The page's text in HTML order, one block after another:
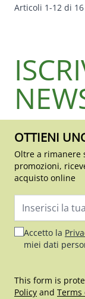
Articoli 1-12 di 16
OTTIENI
Oltre a rimanere
promozioni,
acquisto online
Accetto la
miei dati
This form is
Policy and Terms